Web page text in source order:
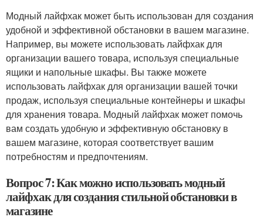
Модный лайфхак может быть использован для создания
удобной и эффективной обстановки в вашем магазине.
Например, вы можете использовать лайфхак для
организации вашего товара, используя специальные
ящики и напольные шкафы. Вы также можете
использовать лайфхак для организации вашей точки
продаж, используя специальные контейнеры и шкафы
для хранения товара. Модный лайфхак может помочь
вам создать удобную и эффективную обстановку в
вашем магазине, которая соответствует вашим
потребностям и предпочтениям.
Вопрос 7: Как можно использовать модный
лайфхак для создания стильной обстановки в
магазине